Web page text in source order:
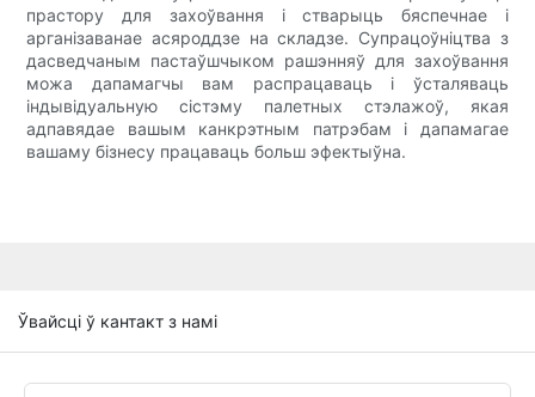
прастору для захоўвання і стварыць бяспечнае і
арганізаванае асяроддзе на складзе. Супрацоўніцтва з
дасведчаным пастаўшчыком рашэнняў для захоўвання
можа дапамагчы вам распрацаваць і ўсталяваць
індывідуальную сістэму палетных стэлажоў, якая
адпавядае вашым канкрэтным патрэбам і дапамагае
вашаму бізнесу працаваць больш эфектыўна.
Ўвайсці ў кантакт з намі